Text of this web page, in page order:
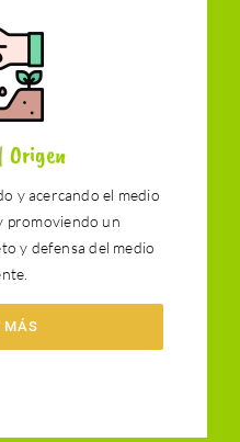
Origen
y acercando el medio
promoviendo un
y defensa del medio
MÁS